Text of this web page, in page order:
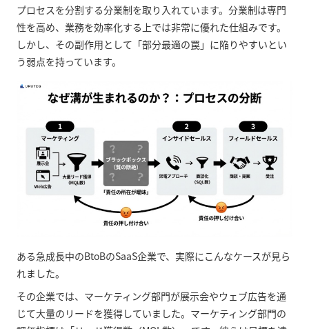
プロセスを分割する分業制を取り入れています。分業制は専門
性を高め、業務を効率化する上では非常に優れた仕組みです。
しかし、その副作用として「部分最適の罠」に陥りやすいとい
う弱点を持っています。
ある急成長中のBtoBのSaaS企業で、実際にこんなケースが見ら
れました。
その企業では、マーケティング部門が展示会やウェブ広告を通
じて大量のリードを獲得していました。マーケティング部門の